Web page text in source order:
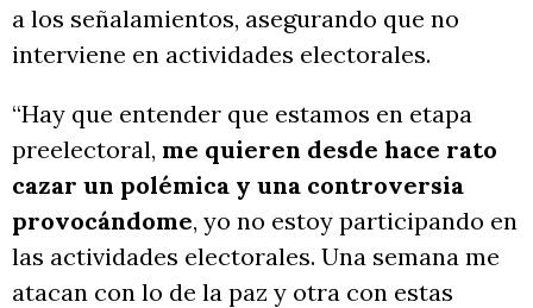
a los señalamientos, asegurando que no
interviene en actividades electorales.
“Hay que entender que estamos en etapa
preelectoral, me quieren desde hace rato
cazar un polémica y una controversia
provocándome, yo no estoy participando en
las actividades electorales. Una semana me
atacan con lo de la paz y otra con estas